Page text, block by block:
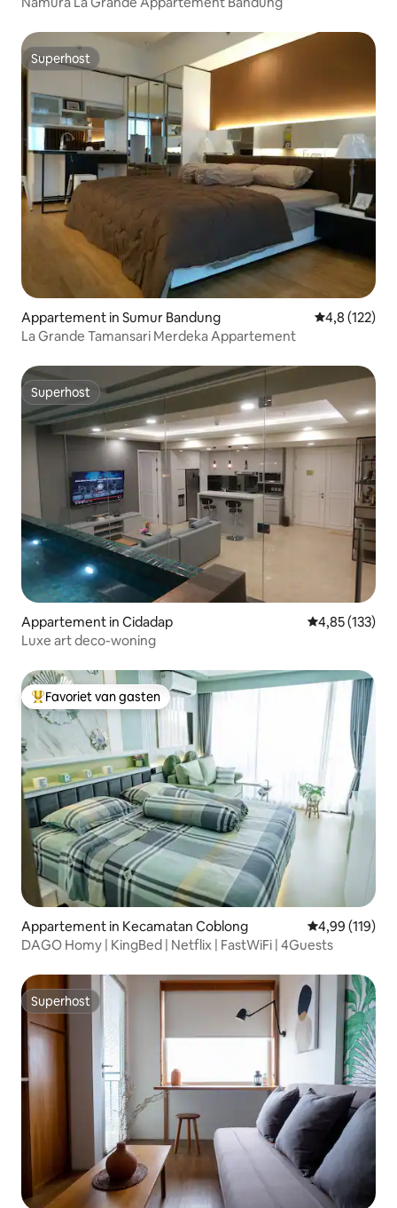
Superhost
Superhost
Appartement in Sumur Bandung Gemiddelde
4,8 (122)
La Grande Tamansari Merdeka Appartement
Superhost
Superhost
Appartement in Cidadap Gemiddelde
4,85 (133)
Luxe art deco-woning
Topfavoriet van gasten
Favoriet van gasten
Appartement in Kecamatan Coblong Gemiddelde
4,99 (119)
DAGO Homy | KingBed | Netflix | FastWiFi | 4Guests
Superhost
Superhost